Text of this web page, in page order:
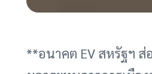
**อนาคต EV สหรัฐฯ ส่